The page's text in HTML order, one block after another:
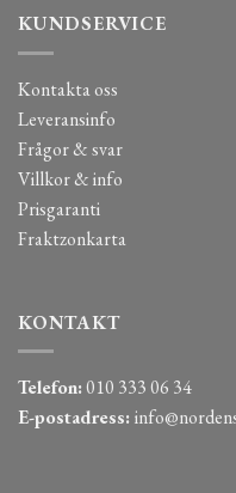
KUNDSERVICE
Kontakta oss
Leveransinfo
Frågor & svar
Villkor & info
Prisgaranti
Fraktzonkarta
KONTAKT
Telefon:010 333 06 34
E-postadress: